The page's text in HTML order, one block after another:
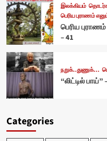
இலக்கியம்
பெரிய புராணம்
பெரிய
– 41
நறுக்..துணுக்...
“லிட்டில் பாய்”
Categories